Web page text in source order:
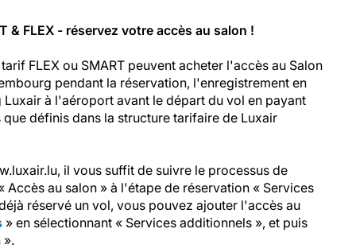
& FLEX - réservez votre accès au salon !
FLEX ou SMART peuvent acheter l'accès au Salon
pendant la réservation, l'enregistrement en
à l'aéroport avant le départ du vol en payant
définis dans la structure tarifaire de Luxair
il vous suffit de suivre le processus de
Accès au salon » à l'étape de réservation « Services
réservé un vol, vous pouvez ajouter l'accès au
» en sélectionnant « Services additionnels », et puis
».